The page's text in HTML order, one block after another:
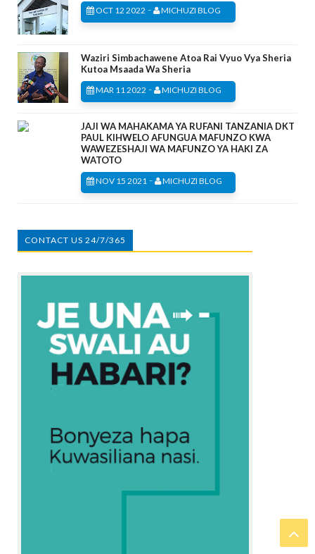
OCT 12 2022 - MICHUZI BLOG
Waziri Simbachawene Atoa Rai Vyuo Vya Sheria
Kutoa Msaada Wa Sheria
MAR 11 2022 - MICHUZI BLOG
JAJI WA MAHAKAMA YA RUFANI TANZANIA DKT
PAUL KIHWELO AFUNGUA MAFUNZO KWA
WAWEZESHAJI WA MAFUNZO YA HAKI ZA
WATOTO
NOV 15 2021 - MICHUZI BLOG
CONTACT US 24/7/365